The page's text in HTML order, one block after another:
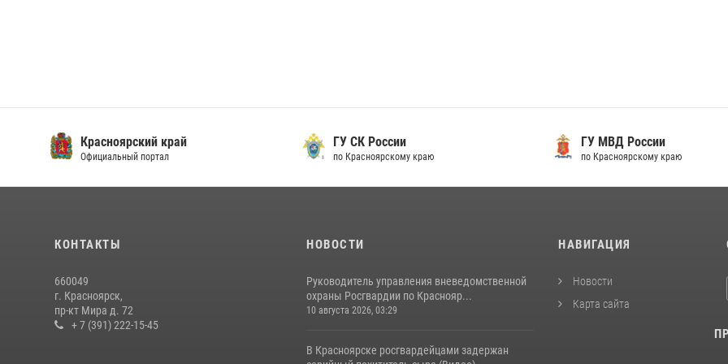
Красноярский край
Официальный портал
ГУ СК России
по Красноярскому краю
ГУ МВД России
по Красноярскому краю
КОНТАКТЫ
660049
г. Красноярск,
пр-кт Мира д. 72
+ 7 (391) 222-15-45
НОВОСТИ
Руководитель управления вневедомственной
охраны Росгвардии по Краснояр...
10 августа 2026, 03:29
В Красноярске росгвардейцами задержан
НАВИГАЦИЯ
Новости
Карта сайта